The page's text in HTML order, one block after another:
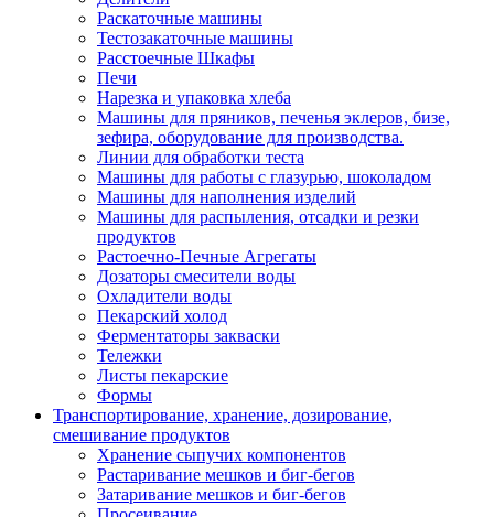
Раскаточные машины
Тестозакаточные машины
Расстоечные Шкафы
Печи
Нарезка и упаковка хлеба
Машины для пряников, печенья эклеров, бизе,
зефира, оборудование для производства.
Линии для обработки теста
Машины для работы с глазурью, шоколадом
Машины для наполнения изделий
Машины для распыления, отсадки и резки
продуктов
Растоечно-Печные Агрегаты
Дозаторы смесители воды
Охладители воды
Пекарский холод
Ферментаторы закваски
Тележки
Листы пекарские
Формы
Транспортирование, хранение, дозирование,
смешивание продуктов
Хранение сыпучих компонентов
Растаривание мешков и биг-бегов
Затаривание мешков и биг-бегов